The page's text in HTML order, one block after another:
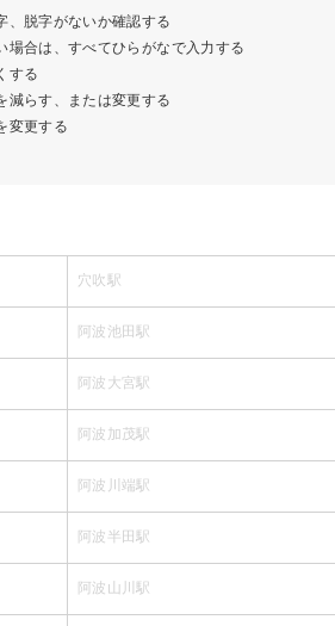
、脱字がないか確認する
場合は、すべてひらがなで入力する
する
減らす、または変更する
変更する
穴吹駅
阿波池田駅
阿波大宮駅
阿波加茂駅
阿波川端駅
阿波半田駅
阿波山川駅